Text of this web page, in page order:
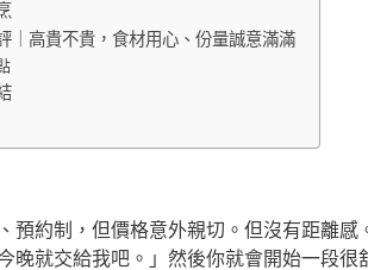
｜高貴不貴，食材用心、份量誠意滿滿
預約制，但價格意外親切。但沒有距離
晚就交給我吧。」然後你就會開始一段